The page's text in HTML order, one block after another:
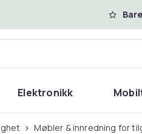
Elektronikk
Møbler & innredning for